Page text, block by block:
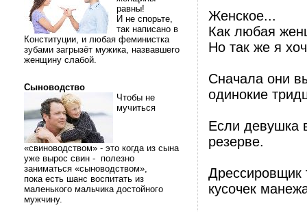
равны!
И не спорьте,
так написано в
Конституции, и любая феминистка
зубами загрызёт мужика, назвавшего
женщину слабой.
Сыноводство
Чтобы не
мучиться
«свиноводством» - это когда из сына
уже вырос свин - полезно
заниматься «сыноводством»,
пока есть шанс воспитать из
маленького мальчика достойного
мужчину.
Женское...
Как любая
Но так же я
Сначала они
одинокие
Если девушка
резерве.
Дрессировщик
кусочек